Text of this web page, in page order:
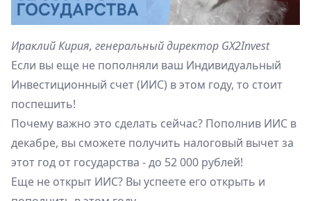
Ираклий Кирия, генеральный директор GX2Invest
Если вы еще не пополняли ваш Индивидуальный
Инвестиционный счет (ИИС) в этом году, то стоит
поспешить!
Почему важно это сделать сейчас? Пополнив ИИС в
декабре, вы сможете получить налоговый вычет за
этот год от государства - до 52 000 рублей!
Еще не открыт ИИС? Вы успеете его открыть и